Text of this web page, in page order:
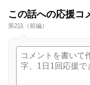
この話への応援コ
第2話（前編）